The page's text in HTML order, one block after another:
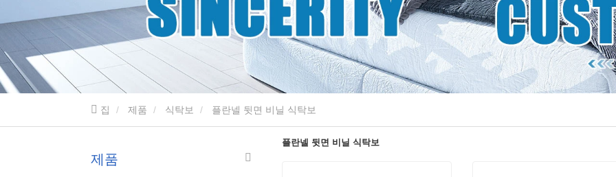
집 제품 식탁보 플란넬 뒷면 비닐 식탁보
제품
플란넬 뒷면 비닐 식탁보